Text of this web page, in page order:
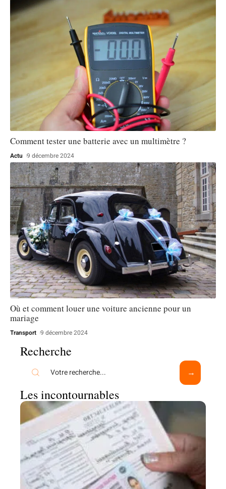
Comment tester une batterie avec un multimètre ?
Actu 9 décembre 2024
Où et comment louer une voiture ancienne pour un
mariage
Transport 9 décembre 2024
Recherche
Les incontournables